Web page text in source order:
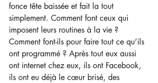
fonce tête baissée et fait la tout
simplement. Comment font ceux qui
imposent leurs routines à la vie ?
Comment font-ils pour faire tout ce qu’ils
ont programmé ? Après tout eux aussi
ont internet chez eux, ils ont Facebook,
ils ont eu déjà le cœur brisé, des